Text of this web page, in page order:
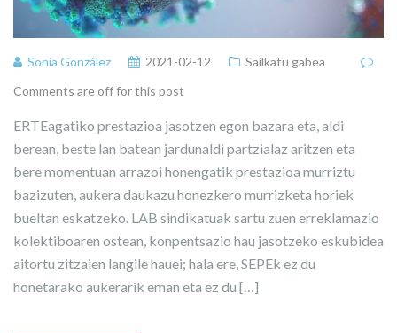
Sonia González 2021-02-12
Sailkatu gabea
Comments are off for this post
ERTEagatiko prestazioa jasotzen egon bazara eta, aldi
berean, beste lan batean jardunaldi partzialaz aritzen eta
bere momentuan arrazoi honengatik prestazioa murriztu
bazizuten, aukera daukazu honezkero murrizketa horiek
bueltan eskatzeko. LAB sindikatuak sartu zuen erreklamazio
kolektiboaren ostean, konpentsazio hau jasotzeko eskubidea
aitortu zitzaien langile hauei; hala ere, SEPEk ez du
honetarako aukerarik eman eta ez du […]